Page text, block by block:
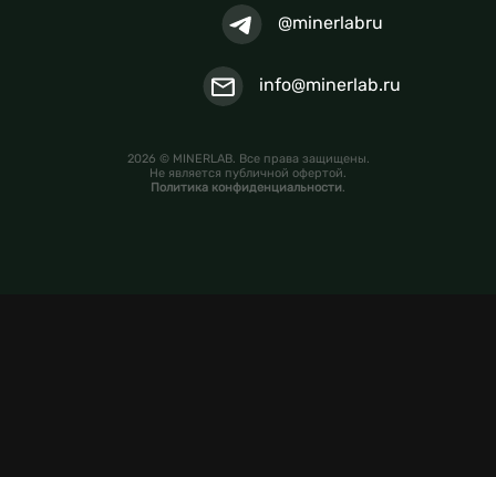
@minerlabru
info@minerlab.ru
2026 © MINERLAB. Все права защищены.
Не является публичной офертой.
Политика конфиденциальности.